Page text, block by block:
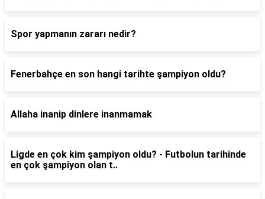
Spor yapmanın zararı nedir?
Fenerbahçe en son hangi tarihte şampiyon oldu?
Allaha inanip dinlere inanmamak
Ligde en çok kim şampiyon oldu? - Futbolun tarihinde
en çok şampiyon olan t..